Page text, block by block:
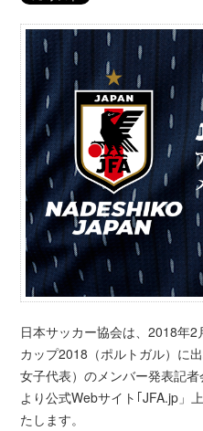
日本サッカー協会は、2018年
カップ2018（ポルトガル）に
女子代表）のメンバー発表記
より公式Webサイト｢JFA.jp」
たします。